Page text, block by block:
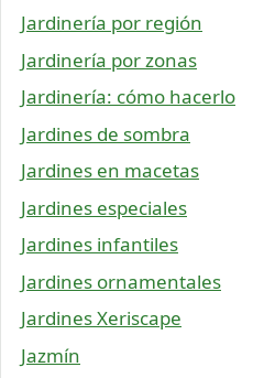
Jardinería por región
Jardinería por zonas
Jardinería: cómo hacerlo
Jardines de sombra
Jardines en macetas
Jardines especiales
Jardines infantiles
Jardines ornamentales
Jardines Xeriscape
Jazmín